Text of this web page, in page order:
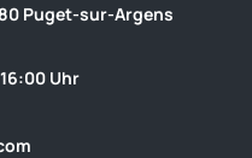
Puget-sur-Argens
Uhr